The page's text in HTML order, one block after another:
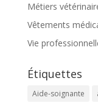
Métiers
Vêtements
Vie
Étiquettes
Aide-soignante